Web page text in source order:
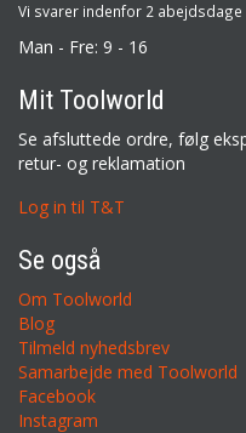
Vi svarer indenfor 2 abejdsdage
Man - Fre: 9 - 16
Mit Toolworld
Se afsluttede ordre, følg
retur- og reklamation
Log in til T&T
Se også
Om Toolworld
Blog
Tilmeld nyhedsbrev
Samarbejde med Toolworld
Facebook
Instagram